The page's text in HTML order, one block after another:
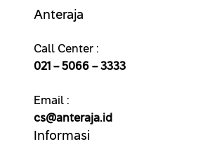
Anteraja
Call Center :
021 – 5066 – 3333
Email :
cs@anteraja.id
Informasi